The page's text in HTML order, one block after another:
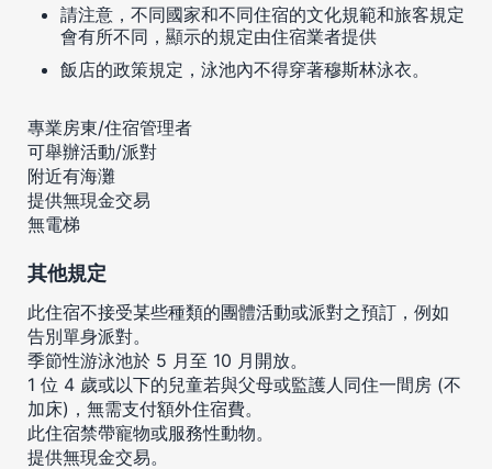
請注意，不同國家和不同住宿的文化規範和旅客規定
會有所不同，顯示的規定由住宿業者提供
飯店的政策規定，泳池內不得穿著穆斯林泳衣。
專業房東/住宿管理者
可舉辦活動/派對
附近有海灘
提供無現金交易
無電梯
其他規定
此住宿不接受某些種類的團體活動或派對之預訂，例如
告別單身派對。
季節性游泳池於 5 月至 10 月開放。
1 位 4 歲或以下的兒童若與父母或監護人同住一間房 (不
加床)，無需支付額外住宿費。
此住宿禁帶寵物或服務性動物。
提供無現金交易。